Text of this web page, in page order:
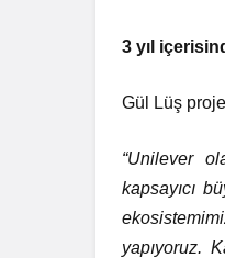
3 yıl
Gül Lüş
“Unilever
kapsayıcı
yapıyoruz.